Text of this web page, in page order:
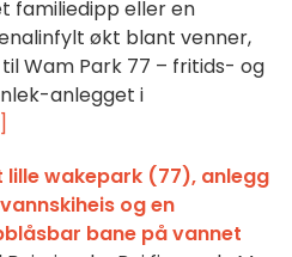
familiedipp eller en
økt blant venner,
Wam Park 77 – fritids- og
anlegget i
lille wakepark (77), anlegg
og en
bane på vannet